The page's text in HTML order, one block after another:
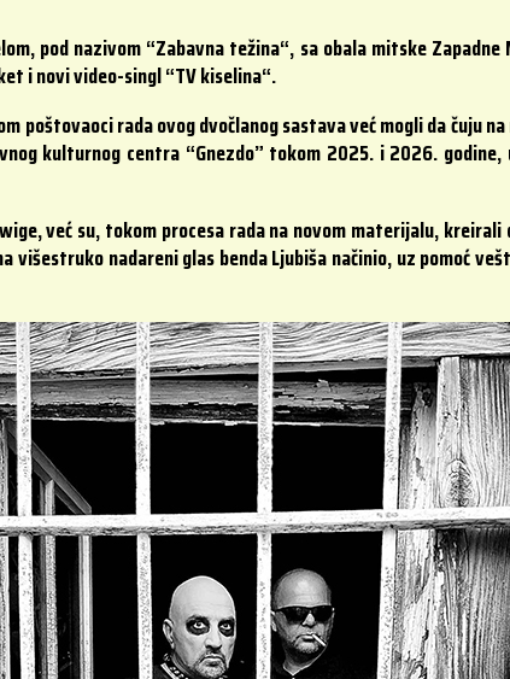
pod nazivom “Zabavna težina“, sa obala mitske
i novi video-singl “TV kiselina“.
poštovaoci rada ovog dvočlanog sastava već mogli da čuju
kulturnog centra “Gnezdo” tokom 2025. i 2026.
već su, tokom procesa rada na novom materijalu,
višestruko nadareni glas benda Ljubiša načinio, uz pomoć